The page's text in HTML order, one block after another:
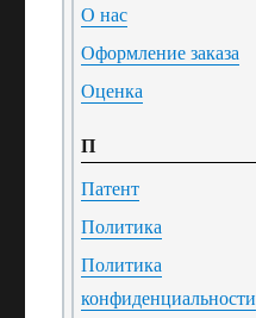
О нас
Оформление заказа
Оценка
П
Патент
Политика
Политика
конфиденциальности